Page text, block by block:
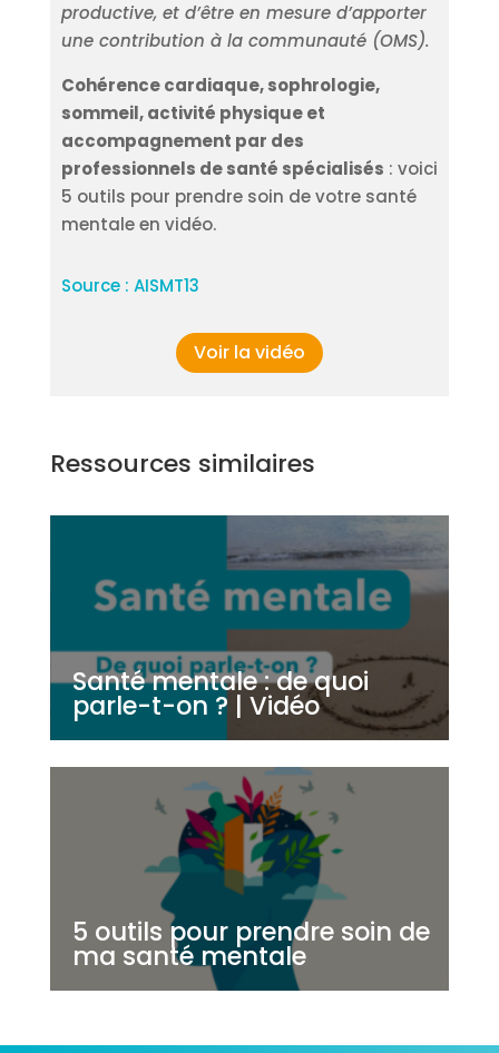
productive, et d’être en mesure d’apporter
une contribution à la communauté (OMS).
Cohérence cardiaque, sophrologie,
sommeil, activité physique et
accompagnement par des
professionnels de santé spécialisés : voici
5 outils pour prendre soin de votre santé
mentale en vidéo.
Source : AISMT13
Voir la vidéo
Ressources similaires
Santé mentale : de quoi
parle-t-on ? | Vidéo
5 outils pour prendre soin de
ma santé mentale